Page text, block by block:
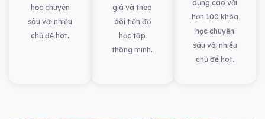
học chuyên
sâu với nhiều
chủ đề hot.
giá và theo
dõi tiến độ
học tập
thông minh.
dụng cao với
hơn 100 khóa
học chuyên
sâu với nhiều
chủ đề hot.